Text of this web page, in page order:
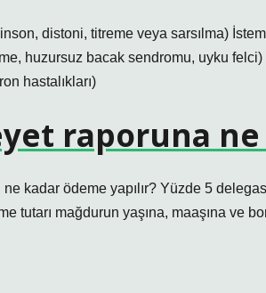
distoni, titreme veya sarsılma)
huzursuz bacak sendromu, uyku
hastalıkları)
raporuna
kadar ödeme yapılır? Yüzde 5
tutarı mağdurun yaşına, maaşına ve